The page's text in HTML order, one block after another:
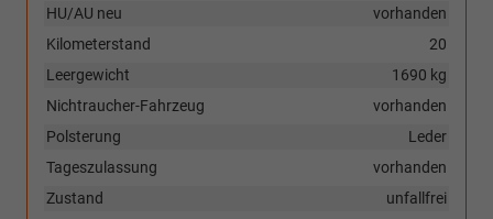
vorhanden
HU/AU neu
20
Kilometerstand
1690 kg
Leergewicht
vorhanden
Nichtraucher-Fahrzeug
Leder
Polsterung
vorhanden
Tageszulassung
unfallfrei
Zustand